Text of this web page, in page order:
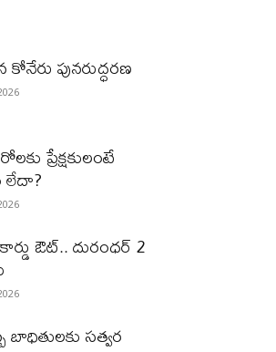
పున‌రుద్ధ‌ర‌ణ
ప్రేక్ష‌కులంటే
లేదా?
ఔట్‌.. దురంధ‌ర్ 2
బాధితులకు సత్వర